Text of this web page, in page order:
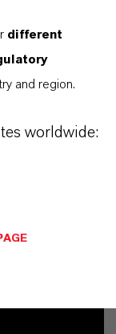
different
and region.
worldwide: